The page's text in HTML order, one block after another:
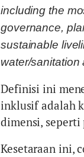
including the
governance,
sustainable
water/
Definisi ini
inklusif adalah
dimensi,
Kesetaraan ini,